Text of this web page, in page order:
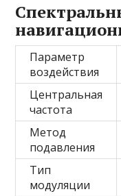
Параметр
воздействия
Центральная
частота
Метод
подавления
Тип
модуляции